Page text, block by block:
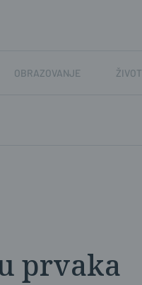
OBRAZOVANJE ŽIVOT
prvaka